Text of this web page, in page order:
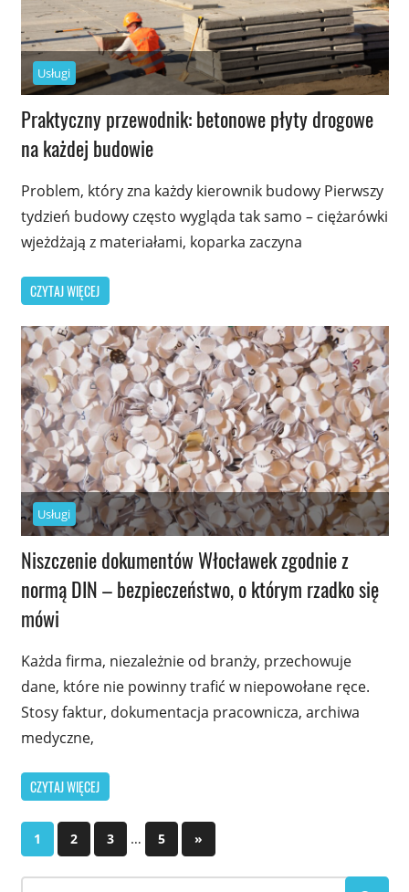
Usługi
Praktyczny przewodnik: betonowe płyty drogowe
na każdej budowie
Problem, który zna każdy kierownik budowy Pierwszy
tydzień budowy często wygląda tak samo – ciężarówki
wjeżdżają z materiałami, koparka zaczyna
CZYTAJ WIĘCEJ
Usługi
Niszczenie dokumentów Włocławek zgodnie z
normą DIN – bezpieczeństwo, o którym rzadko się
mówi
Każda firma, niezależnie od branży, przechowuje
dane, które nie powinny trafić w niepowołane ręce.
Stosy faktur, dokumentacja pracownicza, archiwa
medyczne,
CZYTAJ WIĘCEJ
Stronicowanie
wpisów
1 2 3 … 5
Next
Posts
»